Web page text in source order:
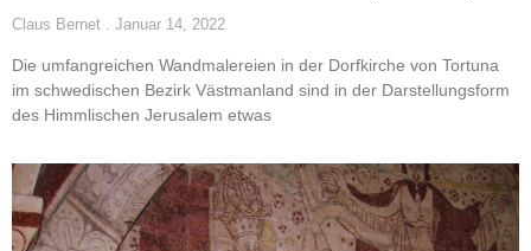
Claus Bernet Januar 14, 2022
Die umfangreichen Wandmalereien in der Dorfkirche von Tortuna
im schwedischen Bezirk Västmanland sind in der Darstellungsform
des Himmlischen Jerusalem etwas